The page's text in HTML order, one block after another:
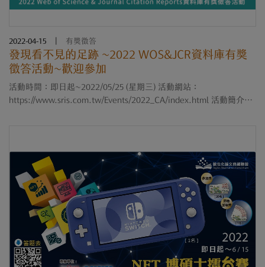
2022-04-15 有獎徵答
發現看不見的足跡 ~2022 WOS&JCR資料庫有獎
徵答活動~歡迎參加
活動時間：即日起~2022/05/25 (星期三) 活動網站：
https://www.sris.com.tw/Events/2022_CA/index.html 活動簡介：